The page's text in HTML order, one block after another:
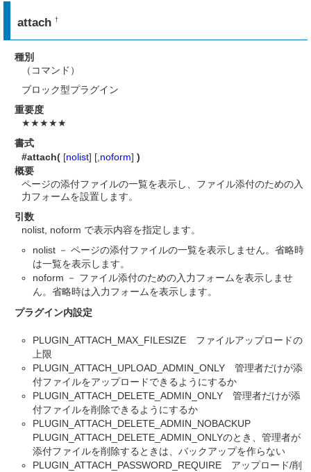
attach†
種別
（コマンド）
ブロック型プラグイン
重要度
★★★★★
書式
#attach( [nolist] [, noform] )
概要
ページの添付ファイルの一覧を表示し、ファイル添付のための入
力フォームを設置します。
引数
nolist, noform で表示内容を指定します。
nolist － ページの添付ファイルの一覧を表示しません。省略時
は一覧を表示します。
noform － ファイル添付のための入力フォームを表示しませ
ん。省略時は入力フォームを表示します。
プラグイン内設定
PLUGIN_ATTACH_MAX_FILESIZE ファイルアップロードの
上限
PLUGIN_ATTACH_UPLOAD_ADMIN_ONLY 管理者だけが添
付ファイルをアップロードできるようにするか
PLUGIN_ATTACH_DELETE_ADMIN_ONLY 管理者だけが添
付ファイルを削除できるようにするか
PLUGIN_ATTACH_DELETE_ADMIN_NOBACKUP
PLUGIN_ATTACH_DELETE_ADMIN_ONLYのとき、管理者が
添付ファイルを削除するときは、バックアップを作らない
PLUGIN_ATTACH_PASSWORD_REQUIRE アップロード/削